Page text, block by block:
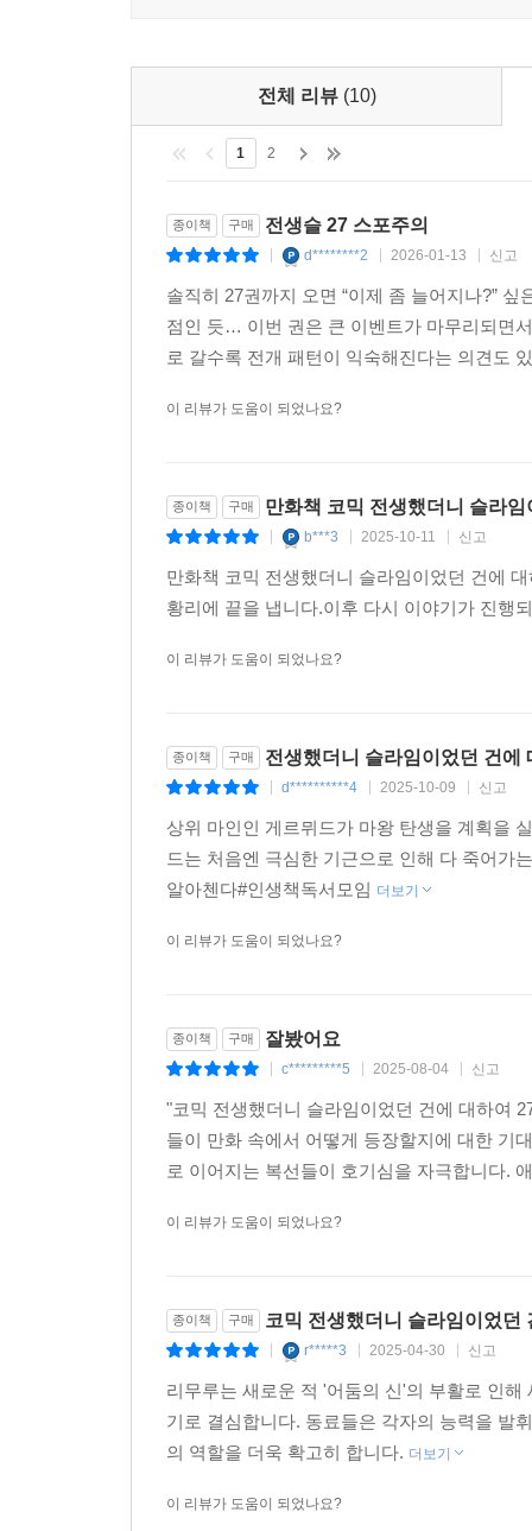
전체 리뷰(10)
종이책 구매 전생슬 27 스포주의
| d********2 | 2026-01-13 | 신고
솔직히 27권까지 오면 “이제 좀 늘어지나?”
점인 듯… 이번 권은 큰 이벤트가 마무리되면
종이책 구매 만화책 코믹 전생했더니 슬라
| b***3 | 2025-10-11 | 신고
만화책 코믹 전생했더니 슬라임이었던 건에
종이책 구매 전생했더니 슬라임이었던 건에
| d**********4 | 2025-10-09 | 신고
상위 마인인 게르뮈드가 마왕 탄생을 계획을
드는 처음엔 극심한 기근으로 인해 다 죽어가
종이책 구매 잘봤어요
| c*********5 | 2025-08-04 | 신고
"코믹 전생했더니 슬라임이었던 건에 대하여
들이 만화 속에서 어떻게 등장할지에 대한 기
종이책 구매 코믹 전생했더니 슬라임이었던
| r*****3 | 2025-04-30 | 신고
리무루는 새로운 적 '어둠의 신'의 부활로 인
기로 결심합니다. 동료들은 각자의 능력을 발